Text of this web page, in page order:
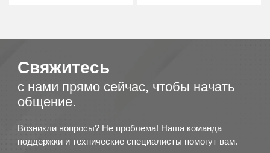
Свяжитесь
с нами прямо сейчас, чтобы начать
общение.
Возникли вопросы? Не проблема! Наша команда
поддержки и технические специалисты помогут вам.